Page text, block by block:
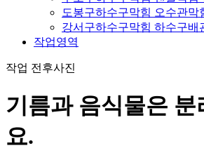
도봉구하수구막힘 오수관막
강서구하수구막힘 하수구배
작업영역
작업 전후사진
기름과 음식물은 분
요.